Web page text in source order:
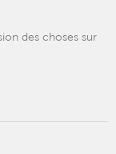
des choses sur